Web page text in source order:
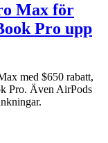
Max för
Pro upp
med $650 rabatt,
Pro. Även AirPods